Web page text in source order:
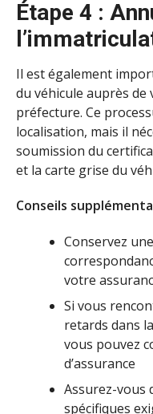
Étape 4 :
Il est également
du véhicule auprès
préfecture. Ce
localisation, mais il
soumission du
et la carte grise du
Conseils
Conservez
votre
Si vous
retards dans
vous pouvez
d’assurance
Assurez-vous
spécifiques